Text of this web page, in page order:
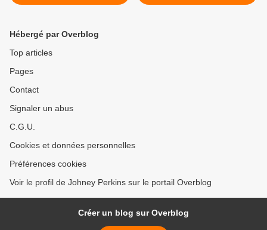
du rap pur avec “STARSKY
ses coulisses >
Hébergé par Overblog
Top articles
Pages
Contact
Signaler un abus
C.G.U.
Cookies et données personnelles
Préférences cookies
Voir le profil de Johney Perkins sur le portail Overblog
Créer un blog sur Overblog